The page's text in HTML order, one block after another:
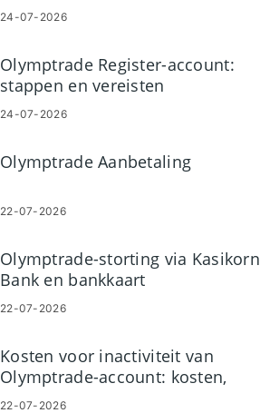
24-07-2026
Olymptrade Register-account:
stappen en vereisten
24-07-2026
Olymptrade Aanbetaling
22-07-2026
Olymptrade-storting via Kasikorn
Bank en bankkaart
22-07-2026
Kosten voor inactiviteit van
Olymptrade-account: kosten,
indien van toepassing
22-07-2026